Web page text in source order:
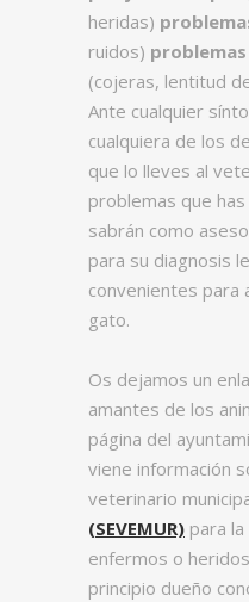
heridas)
ruidos)
(cojeras, lentitud
Ante cualquier
cualquiera de los
que lo lleves al
problemas que
sabrán como
para su diagnosis
convenientes para
gato.
Os dejamos un
amantes de los
página del
viene información
veterinario
(SEVEMUR) para
enfermos o
principio dueño